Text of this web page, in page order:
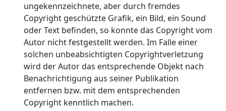
ungekennzeichnete, aber durch fremdes
Copyright geschützte Grafik, ein Bild, ein Sound
oder Text befinden, so konnte das Copyright vom
Autor nicht festgestellt werden. Im Falle einer
solchen unbeabsichtigten Copyrightverletzung
wird der Autor das entsprechende Objekt nach
Benachrichtigung aus seiner Publikation
entfernen bzw. mit dem entsprechenden
Copyright kenntlich machen.